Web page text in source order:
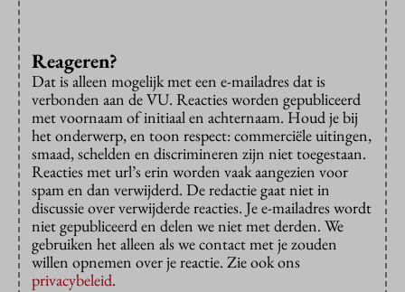
Reageren?
Dat is alleen mogelijk met een e-mailadres dat is
verbonden aan de VU. Reacties worden gepubliceerd
met voornaam of initiaal en achternaam. Houd je bij
het onderwerp, en toon respect: commerciële uitingen,
smaad, schelden en discrimineren zijn niet toegestaan.
Reacties met url’s erin worden vaak aangezien voor
spam en dan verwijderd. De redactie gaat niet in
discussie over verwijderde reacties. Je e-mailadres wordt
niet gepubliceerd en delen we niet met derden. We
gebruiken het alleen als we contact met je zouden
willen opnemen over je reactie. Zie ook ons
privacybeleid.